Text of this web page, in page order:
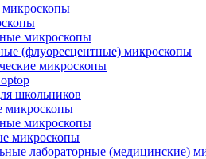
микроскопы
(флуоресцентные) микроскопы
микроскопы
школьников
микроскопы
микроскопы
микроскопы
лабораторные (медицинские)